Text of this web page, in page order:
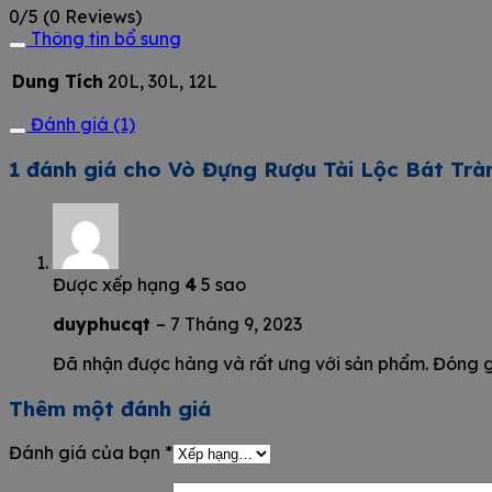
0/5 (0 Reviews)
Thông tin bổ sung
Dung Tích 20L, 30L, 12L
Đánh giá (1)
1 đánh giá cho Vò Đựng Rượu Tài Lộc Bát
Được xếp hạng 4 5 sao
duyphucqt – 7 Tháng 9, 2023
Đã nhận được hàng và rất ưng với sản phẩm. Đóng
Thêm một đánh giá
Đánh giá của bạn *